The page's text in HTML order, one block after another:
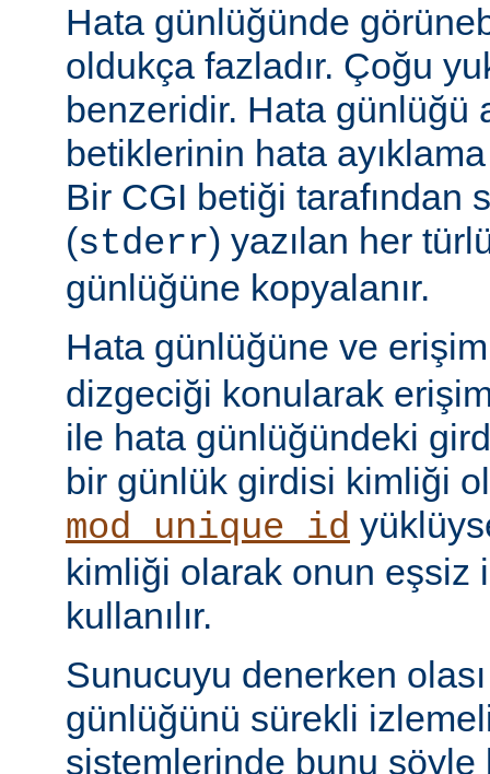
Hata günlüğünde
oldukça fazladır. Çoğu
benzeridir. Hata günlüğü
betiklerinin hata ayıklama
Bir CGI betiği tarafından
(stderr) yazılan her
günlüğüne kopyalanır.
Hata günlüğüne ve
dizgeciği konularak
ile hata günlüğündeki
bir günlük girdisi kimliği
mod_unique_id
kimliği olarak onun eşsiz
kullanılır.
Sunucuyu denerken
günlüğünü sürekli
sistemlerinde bunu şöyle